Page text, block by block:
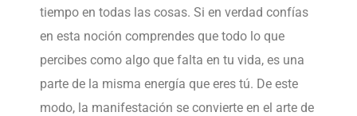
tiempo en todas las cosas. Si en verdad confías
en esta noción comprendes que todo lo que
percibes como algo que falta en tu vida, es una
parte de la misma energía que eres tú. De este
modo, la manifestación se convierte en el arte de